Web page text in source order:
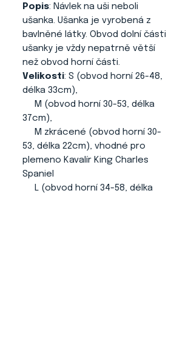
Popis: Návlek na uši neboli
ušanka. Ušanka je vyrobená z
bavlněné látky. Obvod dolní části
ušanky je vždy nepatrně větší
než obvod horní části.
Velikosti: S (obvod horní 26-48,
délka 33cm),
M (obvod horní 30-53, délka
37cm),
M zkrácené (obvod horní 30-
53, délka 22cm), vhodné pro
plemeno Kavalír King Charles
Spaniel
L (obvod horní 34-58, délka